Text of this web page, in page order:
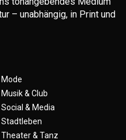
– unabhängig, in Print und
Mode
Musik & Club
Social & Media
Stadtleben
Theater & Tanz